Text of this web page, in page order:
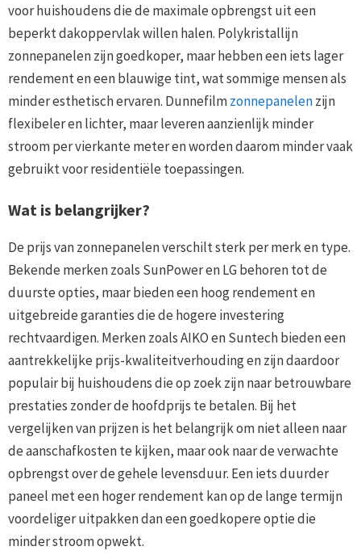
voor huishoudens die de maximale opbrengst uit een
beperkt dakoppervlak willen halen. Polykristallijn
zonnepanelen zijn goedkoper, maar hebben een iets lager
rendement en een blauwige tint, wat sommige mensen als
minder esthetisch ervaren. Dunnefilmzonnepanelenzijn
flexibeler en lichter, maar leveren aanzienlijk minder
stroom per vierkante meter en worden daarom minder vaak
gebruikt voor residentiële toepassingen.
Wat is belangrijker?
De prijs van zonnepanelen verschilt sterk per merk en type.
Bekende merken zoals SunPower en LG behoren tot de
duurste opties, maar bieden een hoog rendement en
uitgebreide garanties die de hogere investering
rechtvaardigen. Merken zoals AIKO en Suntech bieden een
aantrekkelijke prijs-kwaliteitverhouding en zijn daardoor
populair bij huishoudens die op zoek zijn naar betrouwbare
prestaties zonder de hoofdprijs te betalen. Bij het
vergelijken van prijzen is het belangrijk om niet alleen naar
de aanschafkosten te kijken, maar ook naar de verwachte
opbrengst over de gehele levensduur. Een iets duurder
paneel met een hoger rendement kan op de lange termijn
voordeliger uitpakken dan een goedkopere optie die
minder stroom opwekt.